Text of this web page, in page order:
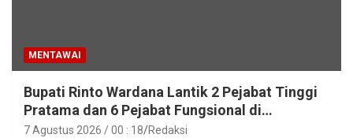
MENTAWAI
Bupati Rinto Wardana Lantik 2 Pejabat Tinggi
Pratama dan 6 Pejabat Fungsional di
Lingkungan Pemkab Kepulauan Mentawai
7 Agustus 2026 / 00 : 18 Redaksi